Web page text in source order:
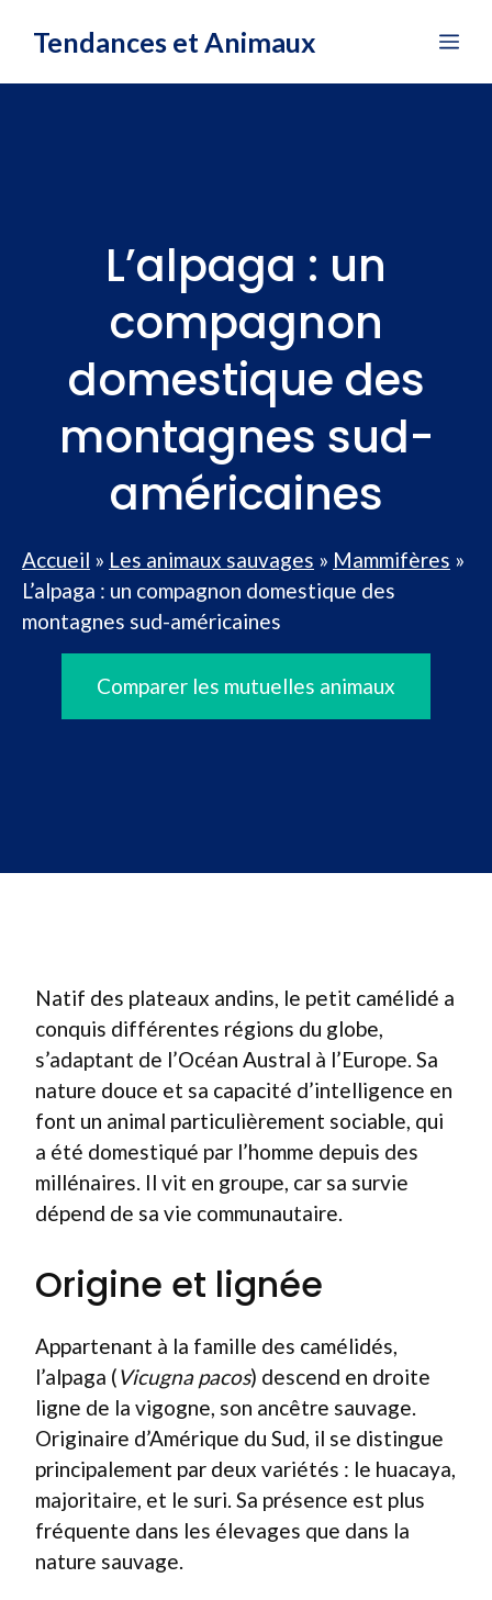
Tendances et Animaux
L’alpaga : un
compagnon
domestique des
montagnes sud-
américaines
Accueil » Les animaux sauvages » Mammifères »
L’alpaga : un compagnon domestique des
montagnes sud-américaines
Comparer les mutuelles animaux
Natif des plateaux andins, le petit camélidé a
conquis différentes régions du globe,
s’adaptant de l’Océan Austral à l’Europe. Sa
nature douce et sa capacité d’intelligence en
font un animal particulièrement sociable, qui
a été domestiqué par l’homme depuis des
millénaires. Il vit en groupe, car sa survie
dépend de sa vie communautaire.
Origine et lignée
Appartenant à la famille des camélidés,
l’alpaga (Vicugna pacos) descend en droite
ligne de la vigogne, son ancêtre sauvage.
Originaire d’Amérique du Sud, il se distingue
principalement par deux variétés : le huacaya,
majoritaire, et le suri. Sa présence est plus
fréquente dans les élevages que dans la
nature sauvage.